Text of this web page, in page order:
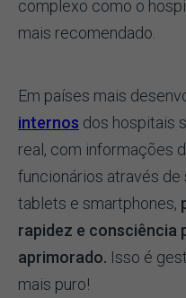
complexo como o
mais recomendado.
Em países mais
internos dos hospitais
real, com informações
funcionários através
tablets e smartphones,
rapidez e consciência
aprimorado. Isso é
mais puro!